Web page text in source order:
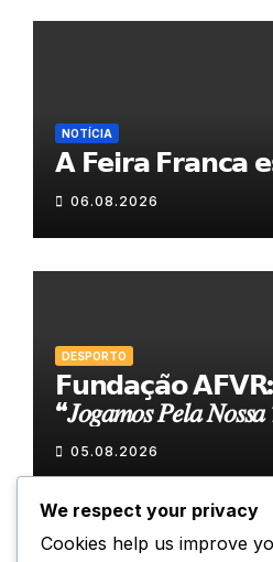
NOTÍCIA
𝗔 𝗙𝗲𝗶𝗿𝗮 𝗙𝗿𝗮𝗻𝗰𝗮
06.08.2026
DESPORTO
𝗙𝘂𝗻𝗱𝗮𝗰̧𝗮̃𝗼 𝗔𝗙𝗩𝗥:
“𝐽𝑜𝑔𝑎𝑚𝑜𝑠 𝑃𝑒𝑙𝑎 𝑁𝑜𝑠𝑠𝑎
05.08.2026
We respect your privacy
Cookies help us improve